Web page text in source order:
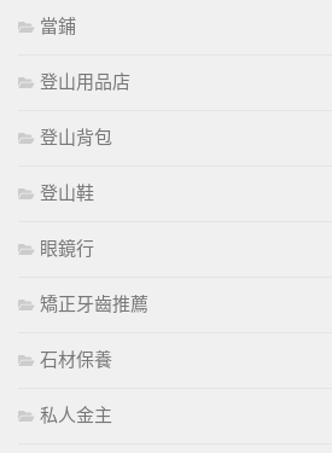
當鋪
登山用品店
登山背包
登山鞋
眼鏡行
矯正牙齒推薦
石材保養
私人金主